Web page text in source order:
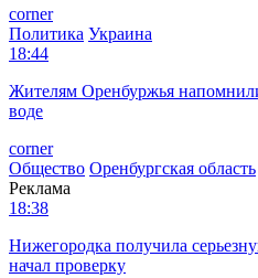
corner
Политика Украина
18:44
Жителям Оренбуржья
воде
corner
Общество Оренбургская область
Реклама
18:38
Нижегородка получила
начал проверку